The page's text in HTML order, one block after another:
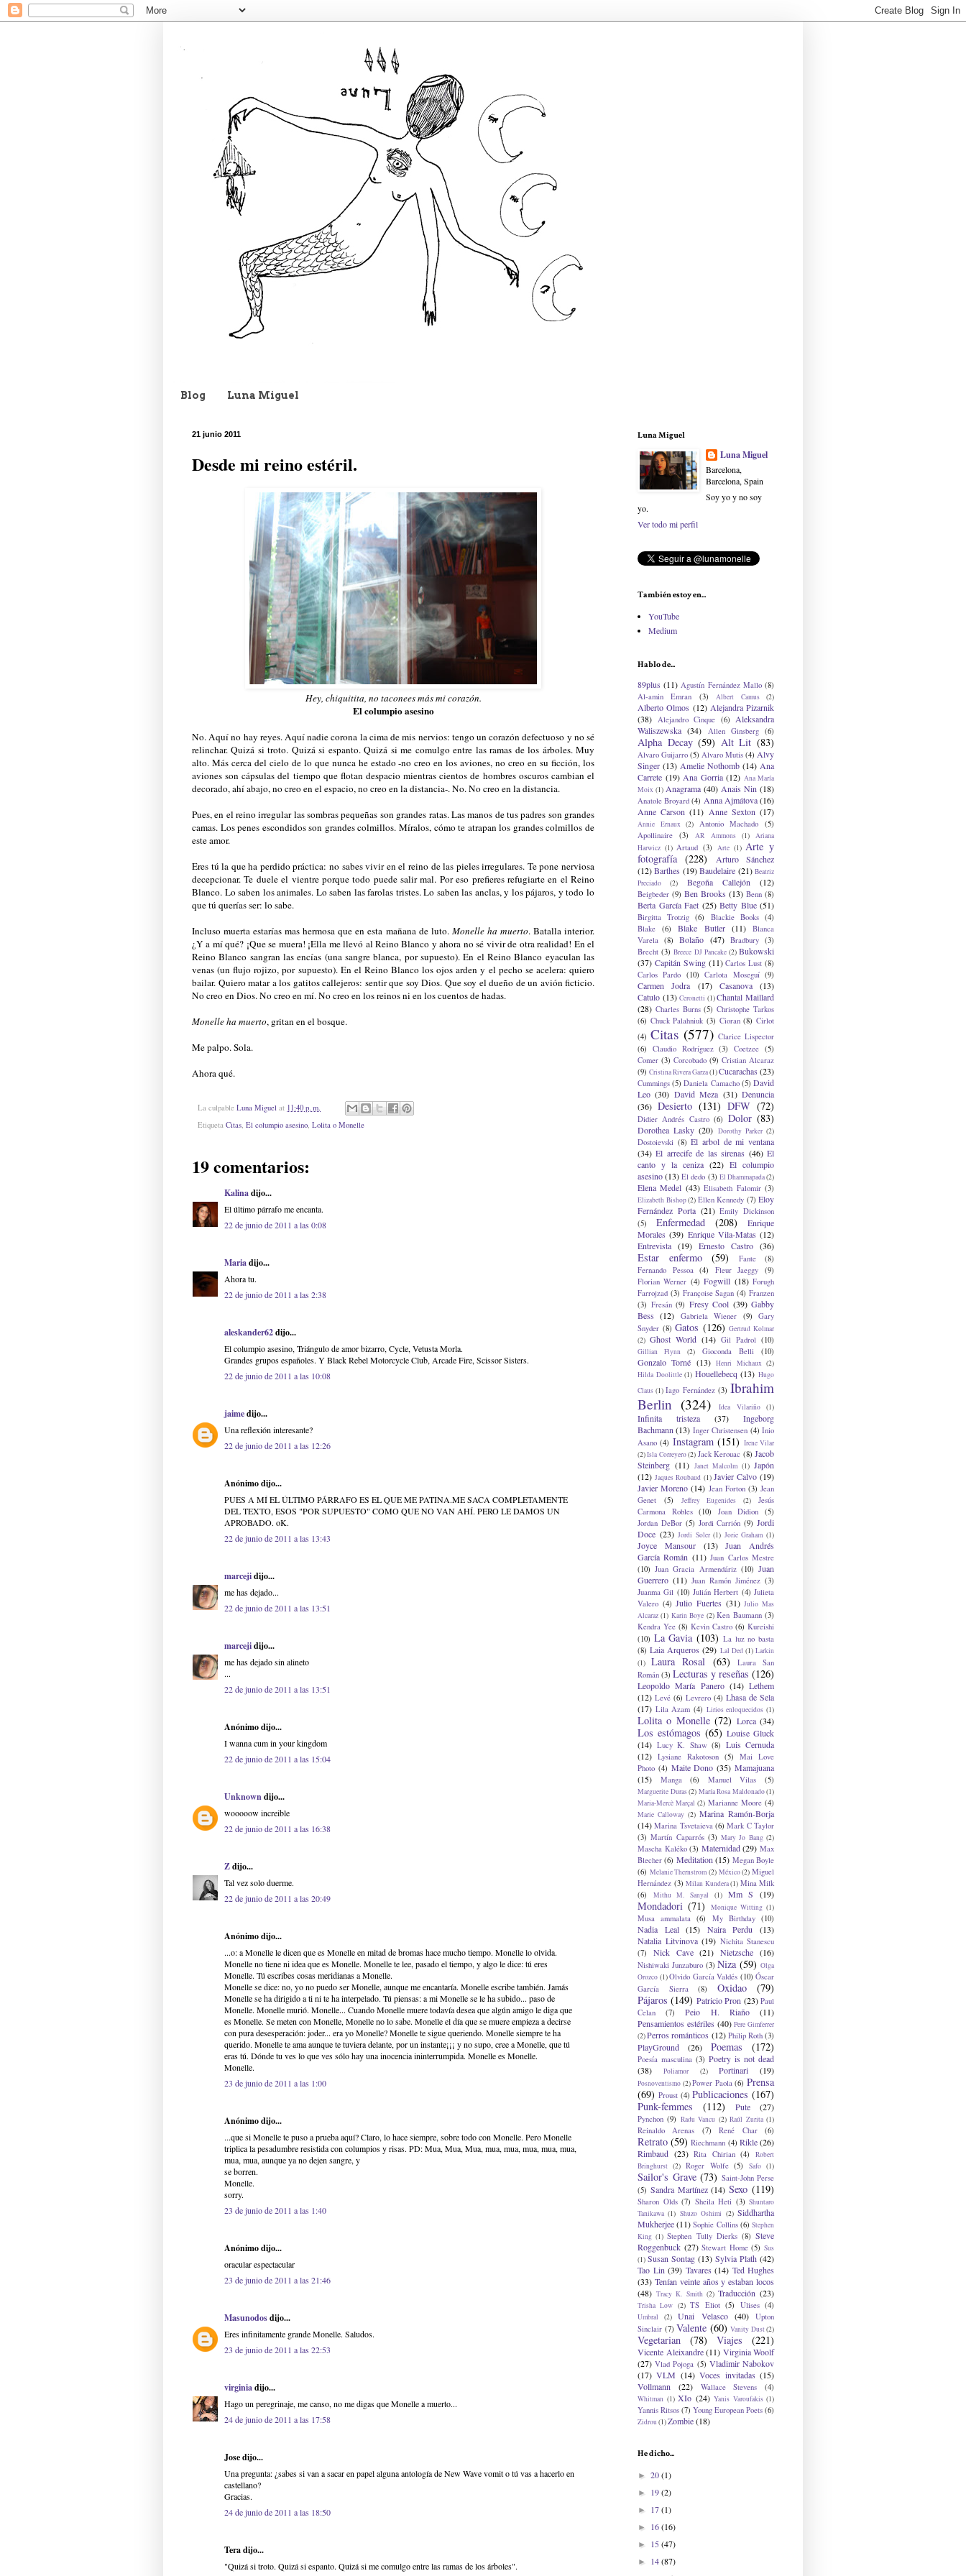
Blog Luna Miguel
21 junio 2011
Desde mi reino estéril.
Hey, chiquitita, no taconees más mi corazón.
El columpio asesino
No. Aquí no hay reyes. Aquí nadie corona la cima de mis nervios: tengo un corazón defectuoso y no sé
relinchar. Quizá si troto. Quizá si espanto. Quizá si me comulgo entre las ramas de los árboles. Muy
alto. Más cerca del cielo de lo que nunca he estado -no creo en los aviones, no creo en su ficción, los
aviones son cápsulas del tiempo que flotan despacio mientras cientos de hombres oscuros cambian el
decorado, ahí abajo, no creo en el espacio, no creo en la distancia-. No. No creo en la distancia.
Pues, en el reino irregular las sombras pequeñas son grandes ratas. Las manos de tus padres son grandes
camas. Los penes escondidos son grandes colmillos. Míralos, cómo te atrapan los grandes colmillos de
este amor.
Eres tú la que ha perdido práctica: no sabes vivir en el reino de las pieles irregulares. Te pone nerviosa
decepcionar. Te duele el vientre porque todo puede salir mal. Por eso prefieres refugiarte en el Reino
Blanco. Lo saben los animales. Lo saben las farolas tristes. Lo saben las anclas, y los pájaros, y todo lo
que tú querías ser: lo sabe.
Incluso muerta estarías mas hermosa que en esta mañana de luto. Monelle ha muerto. Batalla interior.
¿Y a mí qué? ¡Que se muera! ¡Ella me llevó al Reino Blanco y ahora no sé vivir de otra realidad! En el
Reino Blanco sangran las encías (una sangre blanca, por supuesto). En el Reino Blanco eyaculan las
venas (un flujo rojizo, por supuesto). En el Reino Blanco los ojos arden y el pecho se acelera: quiero
bailar. Quiero matar a los gatitos callejeros: sentir que soy Dios. Que soy el dueño de un avión ficticio.
No creo en Dios. No creo en mí. No creo en los reinos ni en los cuentos de hadas.
Monelle ha muerto, gritan en el bosque.
Me palpo. Sola.
Ahora qué.
La culpable Luna Miguel at 11:40 p. m.
Etiqueta Citas, El columpio asesino, Lolita o Monelle
19 comentarios:
Kalinadijo...
El último párrafo me encanta.
22 de junio de 2011 a las 0:08
Mariadijo...
Ahora tu.
22 de junio de 2011 a las 2:38
aleskander62dijo...
El columpio asesino, Triángulo de amor bizarro, Cycle, Vetusta Morla.
Grandes grupos españoles. Y Black Rebel Motorcycle Club, Arcade Fire, Scissor Sisters.
22 de junio de 2011 a las 10:08
jaimedijo...
Una reflexión interesante?
22 de junio de 2011 a las 12:26
Anónimo dijo...
PUES A MÍ EL ÚLTIMO PÁRRAFO ES EL QUE ME PATINA.ME SACA COMPLETAMENTE
DEL TEXTO, ESOS "POR SUPUESTO" COMO QUE NO VAN AHÍ. PERO LE DAMOS UN
APROBADO. oK.
22 de junio de 2011 a las 13:43
marcejidijo...
me has dejado...
22 de junio de 2011 a las 13:51
marcejidijo...
me has dejado sin alineto
...
22 de junio de 2011 a las 13:51
Anónimo dijo...
I wanna cum in your kingdom
22 de junio de 2011 a las 15:04
Unknowndijo...
wooooow increible
22 de junio de 2011 a las 16:38
Zdijo...
Tal vez solo duerme.
22 de junio de 2011 a las 20:49
Anónimo dijo...
...o: a Monelle le dicen que es Monelle en mitad de bromas hace mucho tiempo. Monelle lo olvida.
Monelle no tiene ni idea que es Monelle. Monelle te lee, pasado el tiempo, y algo le dice: tú eres
Monelle. Tú escribes cosas meridianas a Monelle.
Monelle se dice: no, yo no puedo ser Monelle, aunque me encantaría. Monelle escribe también. Jamás
Monelle se ha dirigido a ti ni te ha interpelado. Tú piensas: a mi Monelle se le ha subido... paso de
Monelle. Monelle murió. Monelle... Cuando Monelle muere todavía desea que algún amigo le diga que
es Monelle. Se meten con Monelle, Monelle no lo sabe. Monelle el día que se muere empieza a decirse
con pura desesperación: joder... era yo Monelle? Monelle te sigue queriendo. Monelle siempre te ha
querido. Monelle te ama aunque te tuviera delante, por un instante¡¡¡ y no supo, cree a Monelle, que tú
eras tú. Dónde tu ves lo que ves sólo hay una inocencia ininterrumpida. Monelle es Monelle.
Monelle.
23 de junio de 2011 a las 1:00
Anónimo dijo...
...que si Monelle te puso a prueba aquí? Claro, lo hace siempre, sobre todo con Monelle. Pero Monelle
triplica la pesadumbre resistida con columpios y risas. PD: Mua, Mua, Mua, mua, mua, mua, mua, mua,
mua, mua, aunque ya no dejen sangre, y
se borren.
Monelle.
sorry.
23 de junio de 2011 a las 1:40
Anónimo dijo...
oracular espectacular
23 de junio de 2011 a las 21:46
Masunodosdijo...
Eres infinitamente grande Monelle. Saludos.
23 de junio de 2011 a las 22:53
virginiadijo...
Hago un peregrinaje, me canso, no me digas que Monelle a muerto...
24 de junio de 2011 a las 17:58
Jose dijo...
Una pregunta: ¿sabes si van a sacar en papel alguna antología de New Wave vomit o tú vas a hacerlo en
castellano?
Gracias.
24 de junio de 2011 a las 18:50
Tera dijo...
"Quizá si troto. Quizá si espanto. Quizá si me comulgo entre las ramas de los árboles".
Luna Miguel
Luna Miguel
Barcelona,
Barcelona, Spain
Soy yo y no soy
yo.
Ver todo mi perfil
También estoy en...
YouTube
Medium
Hablo de...
89plus (11) Agustín Fernández Mallo (8)
Al-amin Emran
(3) Albert Camus (2)
Alberto Olmos (12) Alejandra Pizarnik
(38)
Alejandro Cinque (6)
Aleksandra
Waliszewska (34) Allen Ginsberg (6)
Alpha Decay (59) Alt Lit (83)
Alvaro Guijarro (5) Alvaro Mutis (4) Alvy
Singer (13) Amelie Nothomb (14) Ana
Carrete (19) Ana Gorria (12) Ana María
Moix (1) Anagrama (40) Anais Nin (18)
Anatole Broyard (4) Anna Ajmátova (16)
Anne Carson (11) Anne Sexton (17)
Annie Ernaux (2) Antonio Machado
(5)
Apollinaire
(3) AR Ammons (1)
Ariana
Harwicz (1) Artaud (3) Arte (1) Arte y
fotografía (228)
Arturo Sánchez
(12) Barthes (19) Baudelaire (21) Beatriz
Preciado
(2) Begoña Callejón (12)
Beigbeder (9) Ben Brooks (13) Benn (8)
Berta García Faet (25) Betty Blue (51)
Birgitta Trotzig (6) Blackie Books (4)
Blake
(6) Blake Butler (11)
Blanca
Varela
(8) Bolaño (47) Bradbury (3)
Brecht (3) Breece DJ Pancake (2) Bukowski
(37) Capitán Swing (11) Carlos Lust (8)
Carlos Pardo (10) Carlota Moseguí (9)
Carmen Jodra (17) Casanova
(13)
Catulo (13) Ceronetti (1) Chantal Maillard
(28) Charles Burns (5) Christophe Tarkos
(6) Chuck Palahniuk (3) Cioran (8) Cirlot
(4) Citas (577) Clarice Lispector
(6)
Claudio Rodríguez (3) Coetzee (5)
Comer (3) Corcobado (9) Cristian Alcaraz
(9) Cristina Rivera Garza(1)Cucarachas (23)
Cummings (5) Daniela Camacho (5) David
Leo (30) David Meza (31) Denuncia
(36) Desierto (131) DFW (72)
Didier Andrés Castro (6) Dolor (83)
Dorothea Lasky (20) Dorothy Parker (2)
Dostoievski (8) El arbol de mi ventana
(34) El arrecife de las sirenas (46) El
canto y la ceniza (22) El columpio
asesino(13) El dedo (3) El Dhammapada(2)
Elena Medel (43) Elisabeth Falomir (3)
Elizabeth Bishop(2) Ellen Kennedy (7) Eloy
Fernández Porta (21) Emily Dickinson
(5)
Enfermedad (208)
Enrique
Morales (39) Enrique Vila-Matas (12)
Entrevista (19) Ernesto Castro (36)
Estar enfermo (59) Fante
(8)
Fernando Pessoa
(4) Fleur Jaeggy
(9)
Florian Werner (4) Fogwill (18) Forugh
Farrojzad (3) Françoise Sagan (4) Franzen
(3) Fresán (9) Fresy Cool (39) Gabby
Bess (12) Gabriela Wiener (9)
Gary
Snyder (8) Gatos (126) Gertrud Kolmar
(2) Ghost World (14) Gil Padrol (10)
Gillian Flynn (2) Gioconda Belli (10)
Gonzalo Torné (13) Henri Michaux (2)
Hilda Doolittle (1) Houellebecq (13) Hugo
Claus (1) Iago Fernández (3) Ibrahim
Berlin (324) Idea Vilariño (1)
Infinita tristeza (37)
Ingeborg
Bachmann (13) Inger Christensen (4) Inio
Asano (4) Instagram (151) Irene Vilar
(2)Isla Correyero(2) Jack Kerouac (8) Jacob
Steinberg (11) Janet Malcolm (1) Japón
(12) Jaques Roubaud (1) Javier Calvo (19)
Javier Moreno (14) Jean Forton (3) Jean
Genet
(5) Jeffrey Eugenides (2)
Jesús
Carmona Robles
(10) Joan Didion
(5)
Jordan DeBor (5) Jordi Carrión (9) Jordi
Doce (23) Jordi Soler (1) Jorie Graham (1)
Joyce Mansour (13)
Juan Andrés
García Román (11) Juan Carlos Mestre
(10) Juan Gracia Armendáriz (10) Juan
Guerrero (11) Juan Ramón Jiménez (3)
Juanma Gil (10) Julián Herbert (4) Julieta
Valero (4) Julio Fuertes (31) Julio Mas
Alcaraz (1) Karin Boye (2) Ken Baumann (3)
Kendra Yee (8) Kevin Castro (6) Kureishi
(10) La Gavia (103) La luz no basta
(8) Laia Arqueros (29) Lal Ded (1) Larkin
(1)
Laura Rosal (63)
Laura San
Román (3) Lecturas y reseñas (126)
Leopoldo María Panero (14) Lethem
(12) Levé (6) Levrero (4) Lhasa de Sela
(17) Lila Azam (4) Lirios enloquecidos (1)
Lolita o Monelle (72) Lorca (34)
Los estómagos (65) Louise Gluck
(14) Lucy K. Shaw (8) Luis Cernuda
(12) Lysiane Rakotoson (5)
Mai Love
Photo (4) Maite Dono (35) Mamajuana
(15)
Manga (6) Manuel Vilas (5)
Marguerite Duras(2) María Rosa Maldonado(1)
Maria-Mercè Marçal (2) Marianne Moore (4)
Marie Calloway (2) Marina Ramón-Borja
(14) Marina Tsvetaieva (6) Mark C Taylor
(3) Martín Caparrós (3) Mary Jo Bang (2)
Mascha Kaléko (3) Maternidad (29) Max
Blecher (6) Meditation (15) Megan Boyle
(6) Melanie Thernstrom (2) México (2) Miguel
Hernández (3) Milan Kundera(1) Mina Milk
(6)
Mithu M. Sanyal (1) Mm S (19)
Mondadori (71) Monique Witting (1)
Musa ammalata (6) My Birthday (10)
Nadia Leal (15) Naira Perdu
(13)
Natalia Litvinova (19) Nichita Stanescu
(7)
Nick Cave (21) Nietzsche (16)
Nishiwaki Junzaburo (3) Niza (59) Olga
Orozco (1)Olvido García Valdés (10) Óscar
García Sierra
(8) Oxidao
(79)
Pájaros (149) Patricio Pron (23) Paul
Celan
(7) Peio H. Riaño
(11)
Pensamientos estériles (40) Pere Gimferrer
(2)Perros románticos (12) Philip Roth (3)
PlayGround (26) Poemas (172)
Poesía masculina (3) Poetry is not dead
(38)
Poliamor (2) Portinari (19)
Posnoventismo (2) Power Paola (6) Prensa
(69) Proust (4) Publicaciones (167)
Punk-femmes
(112) Pute (27)
Pynchon (9) Radu Vancu (2) Raúl Zurita (1)
Reinaldo Arenas (7) René Char (6)
Retrato (59) Riechmann (4) Rikle (26)
Rimbaud (23) Rita Chirian (4)
Robert
Bringhurst (2) Roger Wolfe (5) Safo (1)
Sailor's Grave (73) Saint-John Perse
(5) Sandra Martínez (14) Sexo (119)
Sharon Olds (7) Sheila Heti (3) Shuntaro
Tanikawa (1) Shuzo Oshimi (2) Siddhartha
Mukherjee (11) Sophie Collins (6) Stephen
King (1) Stephen Tully Dierks (8) Steve
Roggenbuck (27) Stewart Home (5) Sus
(1) Susan Sontag (13) Sylvia Plath (42)
Tao Lin (39) Tavares (14) Ted Hughes
(33) Tenían veinte años y estaban locos
(48) Tracy K. Smith (2) Traducción (23)
Trisha Low (2) TS Eliot (5) Ulises (4)
Umbral (2) Unai Velasco (40)
Upton
Sinclair (7) Valente (60) Vanity Dust(2)
Vegetarian (78) Viajes (221)
Vicente Aleixandre (11) Virginia Woolf
(27) Vlad Pojoga (5) Vladimir Nabokov
(17) VLM (14) Voces invitadas (15)
Vollmann
(22) Wallace Stevens (4)
Whitman (1) XIo (24) Yanis Varoufakis (1)
Yannis Ritsos (7) Young European Poets (6)
Zidrou(1)Zombie(18)
He dicho...
► 20(1)
► 19(2)
► 17(1)
► 16(16)
► 15(47)
► 14(87)